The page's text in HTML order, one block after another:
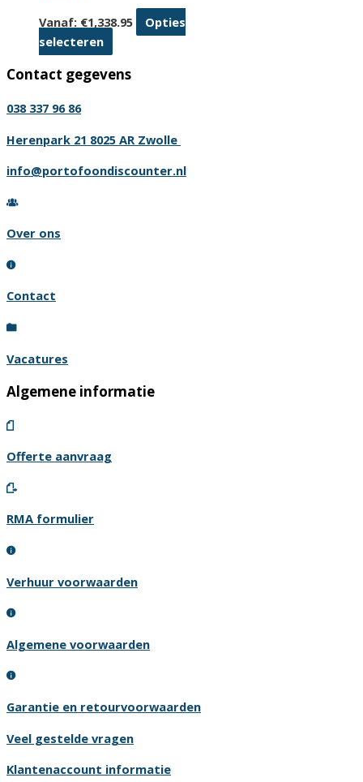
Vanaf: €1,338.95
Opties
selecteren
product
heeft
Deze
kan
Contact gegevens
038 337 96 86
Herenpark 21 8025 AR Zwolle
info@portofoondiscounter.nl
Over ons
Contact
Vacatures
Algemene informatie
Offerte aanvraag
RMA formulier
Verhuur voorwaarden
Algemene voorwaarden
Garantie en retourvoorwaarden
Veel gestelde vragen
Klantenaccount informatie